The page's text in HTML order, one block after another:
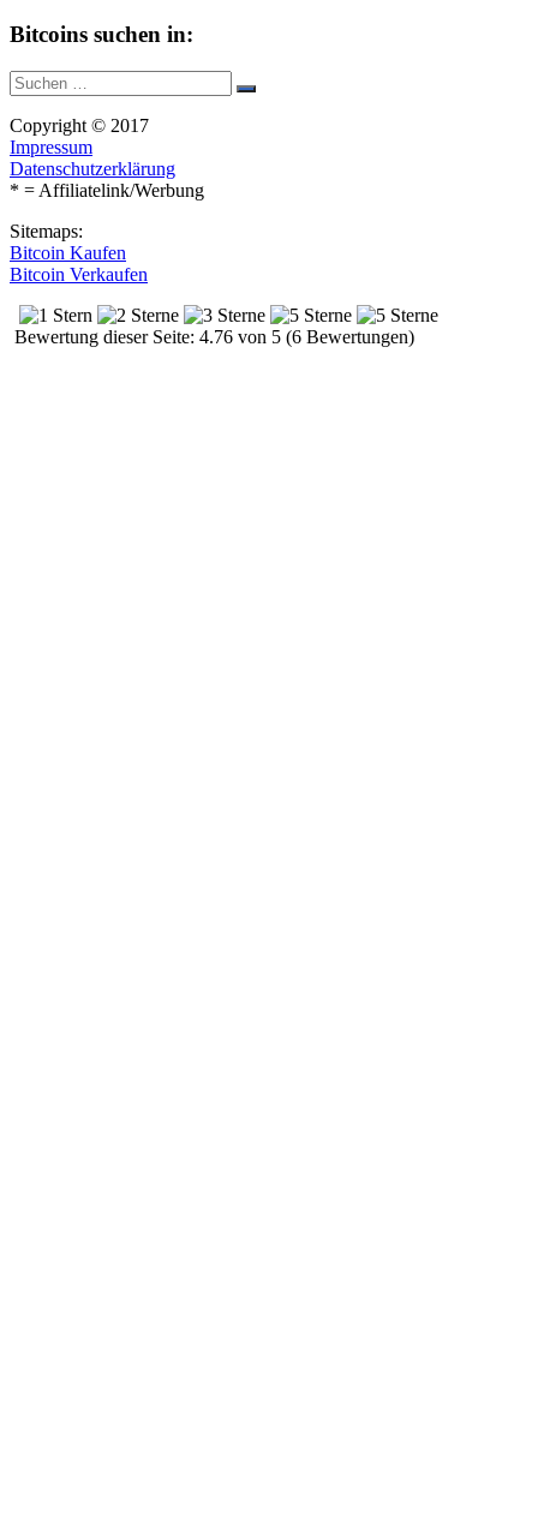
Bitcoins suchen in:
Suche
nach:
Suchen
Copyright © 2017
Impressum
Datenschutzerklärung
* = Affiliatelink/Werbung
Sitemaps:
Bitcoin Kaufen
Bitcoin Verkaufen
Bewertung dieser Seite: 4.76 von 5 (6 Bewertungen)